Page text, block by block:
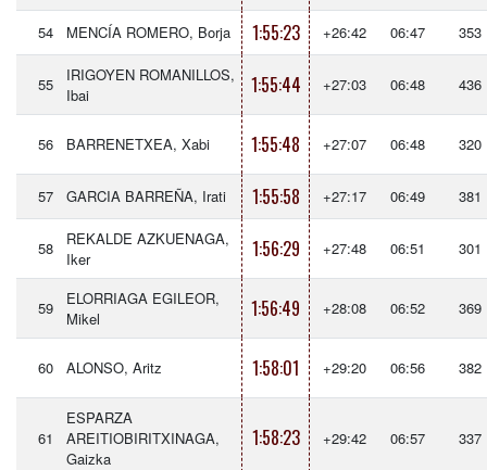
54
MENCÍA ROMERO, Borja 1:55:23 +26:42 06:47 353
55
IRIGOYEN ROMANILLOS,
Ibai
1:55:44 +27:03 06:48 436
56 BARRENETXEA, Xabi 1:55:48 +27:07 06:48 320
57 GARCIA BARREÑA, Irati 1:55:58 +27:17 06:49 381
58
REKALDE AZKUENAGA,
Iker
1:56:29 +27:48 06:51 301
59
ELORRIAGA EGILEOR,
Mikel
1:56:49 +28:08 06:52 369
60 ALONSO, Aritz 1:58:01 +29:20 06:56 382
61
ESPARZA
AREITIOBIRITXINAGA,
Gaizka
1:58:23 +29:42 06:57 337